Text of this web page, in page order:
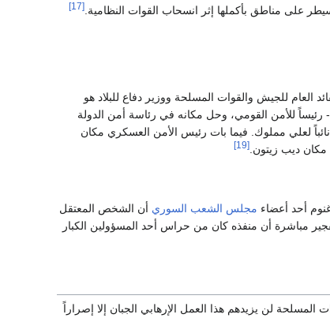
على مناطق بأكملها إثر انسحاب القوات النظامية. [17]
للجيش والقوات المسلحة ووزير دفاع للبلاد هو
رئيساً للأمن القومي، وحل مكانه في رئاسة أمن الدولة
لعلي مملوك. فيما بات رئيس الأمن العسكري مكان
مكان ديب زيتون.[19]
مجلس الشعب السوري أن الشخص المعتقل
مباشرة أن منفذه كان من حراس أحد المسؤولين الكبار
المسلحة لن يزيدهم هذا العمل الإرهابي الجبان إلا إصراراً